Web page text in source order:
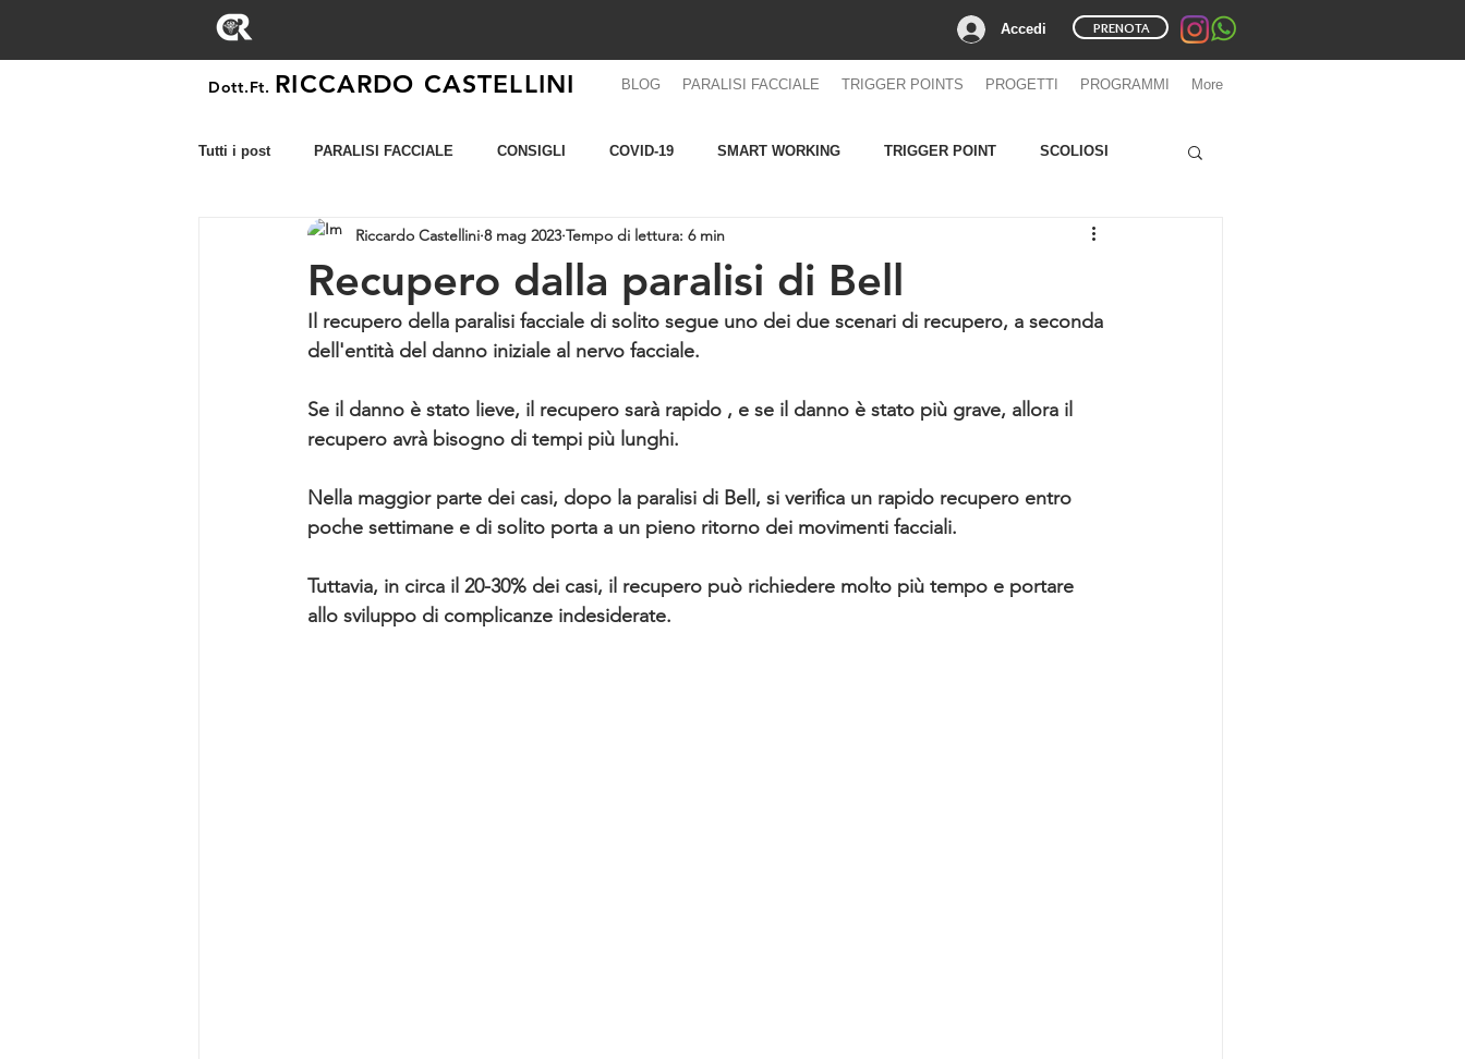
Accedi PRENOTA
Dott.Ft. RICCARDO CASTELLINI BLOG PARALISI FACCIALE TRIGGER POINTS PROGETTI PROGRAMMI More
Tutti i post PARALISI FACCIALE CONSIGLI COVID-19 SMART WORKING TRIGGER POINT SCOLIOSI
ESERCIZI PATOLOGIE RUNNING Affrontare la paralisi facciale
Recupero dalla paralisi di Bell
Riccardo Castellini 8 mag 2023 Tempo di lettura: 6 min
Il recupero della paralisi facciale di solito segue uno dei due scenari di recupero, a seconda
dell'entità del danno iniziale al nervo facciale.
Se il danno è stato lieve, il recupero sarà rapido , e se il danno è stato più grave, allora il
recupero avrà bisogno di tempi più lunghi.
Nella maggior parte dei casi, dopo la paralisi di Bell, si verifica un rapido recupero entro
poche settimane e di solito porta a un pieno ritorno dei movimenti facciali.
Tuttavia, in circa il 20-30% dei casi, il recupero può richiedere molto più tempo e portare
allo sviluppo di complicanze indesiderate.